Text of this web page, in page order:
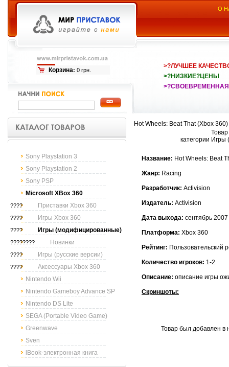
Корзина: 0 грн.
О
>?ЛУЧШЕЕ
>?НИЗКИЕ?ЦЕНЫ
Sony Playstation 3
Sony Playstation 2
Sony PSP
Microsoft XBox 360
???? Приставки Xbox 360
???? Игры Xbox 360
???? Игры (модифицированные)
???????? Новинки
???? Игры (русские версии)
????
Аксессуары Xbox 360
Nintendo Wii
Nintendo Gameboy Advance SP
Nintendo DS Lite
SEGA (Portable Video Game)
Greenwave
Sven
lBook-электронная книга
Hot Wheels: Beat That (Xbox 360)
категории
Название: Hot Wheels: Beat
Жанр: Racing
Разработчик: Activision
Издатель: Activision
Дата выхода: сентябрь 2007
Платформа: Xbox 360
Рейтинг: Пользовательский
Количество игроков: 1-2
Описание: описание игры
Скриншоты:
Товар был добавлен в